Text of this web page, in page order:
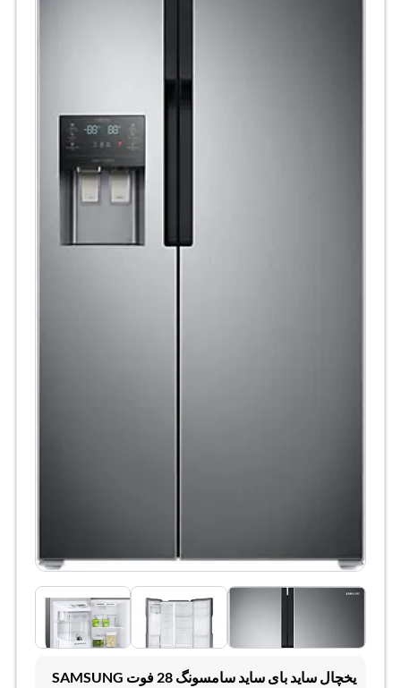
یخچال ساید بای ساید سامسونگ 28 فوت SAMSUNG